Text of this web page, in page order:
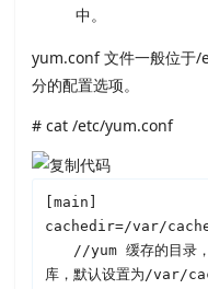
中。
yum.conf 文件一般位于/
分的配置选项。
# cat /etc/yum.conf
[main]
cachedir=/var/
//yum 缓存的目录，
库，默认设置为/var/